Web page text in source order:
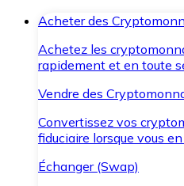
Acheter des
Achetez les
rapidement et en toute
Vendre des
Convertissez vos
fiduciaire lorsque vous
Échanger (Swap)